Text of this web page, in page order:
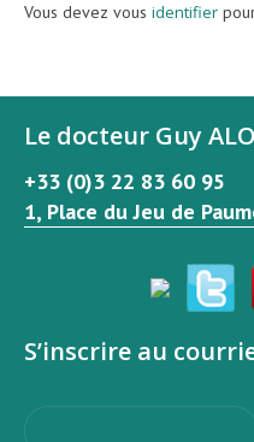
Vous devez vous identifier
Le docteur Guy
+33 (0)3 22 83 60 95
1, Place du Jeu de
S’inscrire au